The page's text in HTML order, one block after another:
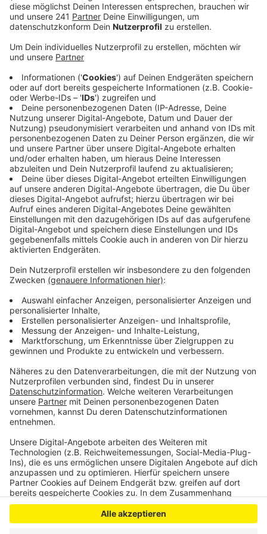
Anzeige
Zeiten sicher.
Mit einem neuen Kundenservice will der VRS
Pendler aber helfen, mögliche leerere Züge zu
finden.Der Verkehrsverbund zeigt ab sofort in
erwarteten Auslastungen von S-Bahnen und
Regionalzügen an. Grün heißt leer, gelb heißt bis
zur Hälfte voll und rot, dass mehr als 50 Prozent
der Sitzplätze voll sein werden. Fahrgäste können
so auf leerere Züge ausweichen.
Später soll das System auch Busse und weitere
Bahnen anzeigen. Der VRS ruft die Fahrgäste
außerdem dazu auf, mitzuteilen, wie voll sie ihren
Zug empfunden haben.
Das System nutzt für die Prognosen
anonymisierte Suchanfragen der
Fahrgastzählungen sowie auch die geplanten
drei Minuten.
Veröffentlicht:Dienstag, 03.11.2020 13:17
Anzeige